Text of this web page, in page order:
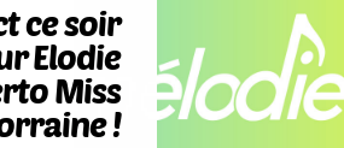
ce soir
Elodie
Miss
!